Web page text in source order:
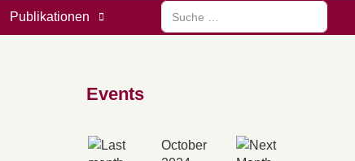
Publikationen
Suchen
Events
October